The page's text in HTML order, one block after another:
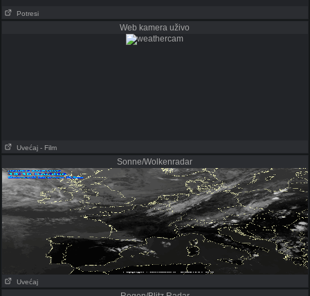
Potresi
Web kamera uživo
Uvećaj - Film
Sonne/Wolkenradar
Uvećaj